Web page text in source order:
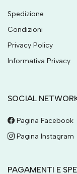
Spedizione
Condizioni
Privacy Policy
Informativa Privacy
SOCIAL
Pagina Facebook
Pagina Instagram
PAGAMENTI E